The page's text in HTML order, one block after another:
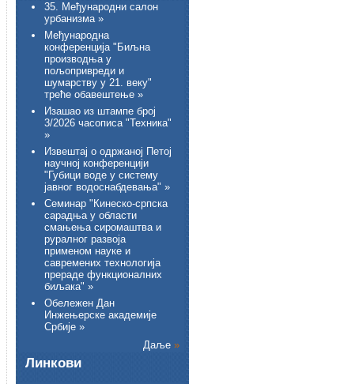
35. Међународни салон
урбанизма »
Међународна
конференција "Биљна
производња у
пољопривреди и
шумарству у 21. веку"
треће обавештење »
Изашао из штампе број
3/2026 часописа "Техника"
»
Извештај о одржаној Петој
научној конференцији
"Губици воде у систему
јавног водоснабдевања" »
Семинар "Кинеско-српска
сарадња у области
смањења сиромаштва и
руралног развоја
применом науке и
савремених технологија
прераде функционалних
биљака" »
Обележен Дан
Инжењерске академије
Србије »
Даље »
Линкови